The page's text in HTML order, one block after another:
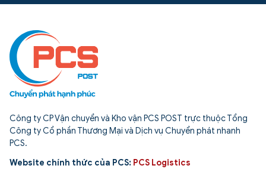
Công ty CP Vận chuyển và Kho vận PCS POST trực thuộc Tổng
Công ty Cổ phần Thương Mại và Dịch vụ Chuyển phát nhanh
PCS.
Website chính thức của PCS: PCS Logistics